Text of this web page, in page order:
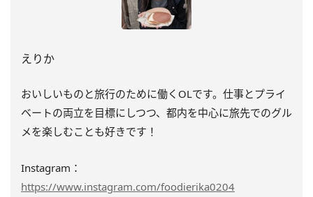
えりか
おいしいものと旅行のために働くOLです。仕事とプライ
ベートの両立を目標にしつつ、都内を中心に旅先でのグル
メを楽しむことも好きです！
Instagram：
https://www.instagram.com/foodierika0204